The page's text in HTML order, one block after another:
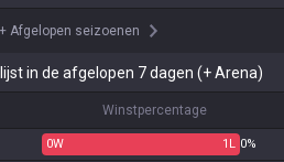
+ Afgelopen seizoenen
in de afgelopen 7 dagen (+ Arena)
Winstpercentage
0W 1 L 0%